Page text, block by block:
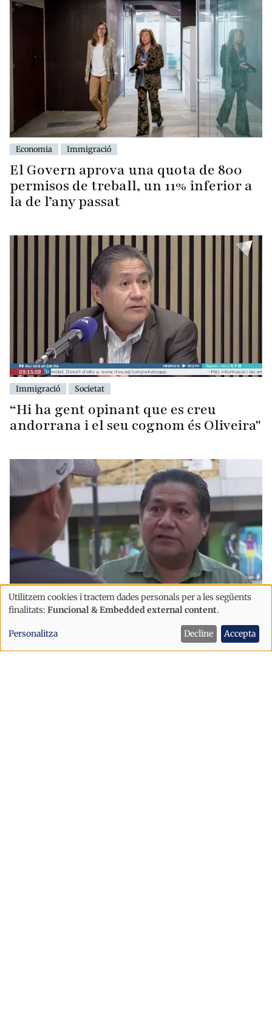
Economia Immigració
El Govern aprova una quota de 800
permisos de treball, un 11% inferior a
la de l’any passat
Immigració Societat
“Hi ha gent opinant que es creu
andorrana i el seu cognom és Oliveira"
Immigració Societat
“Hi ha persones que opinen creient-se
més andorranes que altres, però tots
Ús
de
dades
Utilitzem cookies i tractem dades personals per a les següents
finalitats: Funcional & Embedded external content.
Personalitza Decline Accepta